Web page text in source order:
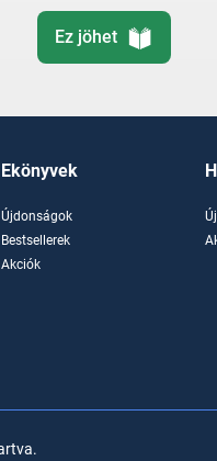
Ez jöhet
Ekönyvek
Újdonságok
Bestsellerek
Akciók